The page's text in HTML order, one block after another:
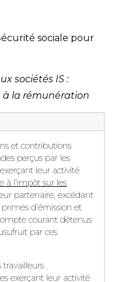
sociale pour
sociétés IS :
à la rémunération
et contributions
perçus par les
leur activité
à l’impôt sur les
partenaire, excédant
d’émission et
courant détenus
par ces
travailleurs
exerçant leur activité